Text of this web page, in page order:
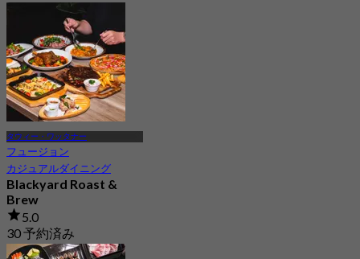
฿ 399.5
タウィー・ワッタナー
フュージョン
カジュアルダイニング
Blackyard Roast &
Brew
5.0
30 予約済み
から฿ 475